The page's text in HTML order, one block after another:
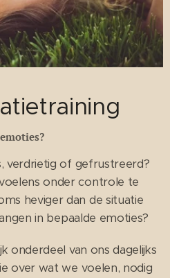
verdrietig of gefrustreerd?
onder controle te
heviger dan de situatie
in bepaalde emoties?
onderdeel van ons dagelijks
over wat we voelen, nodig